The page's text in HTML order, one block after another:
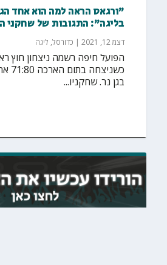
"ורגאס הראה למה הוא אחד
בליגה": התגובות של שחקני
דצמ 12, 2021 | כדורסל, ליגה
הפועל חיפה רשמה ניצחון חוץ
בגן נר. שחקניו...